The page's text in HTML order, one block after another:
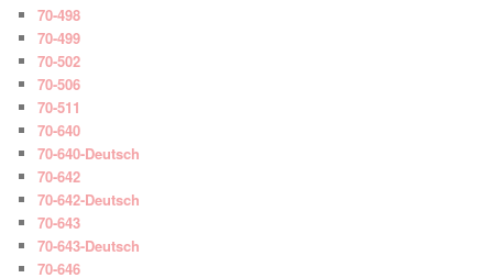
70-498
70-499
70-502
70-506
70-511
70-640
70-640-Deutsch
70-642
70-642-Deutsch
70-643
70-643-Deutsch
70-646